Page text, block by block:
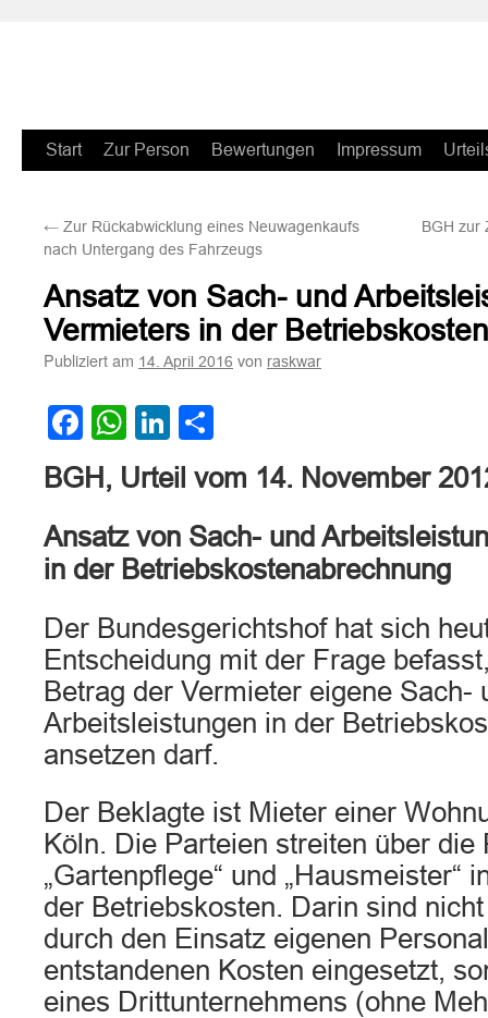
Zum
springen
Start Zur Person Bewertungen Impressum
← Zur Rückabwicklung eines Neuwagenkaufs
nach Untergang des Fahrzeugs
BGH zur
Ansatz von Sach- und
Vermieters in der
Publiziert am 14. April 2016 von raskwar
Facebook
WhatsApp
LinkedIn
BGH, Urteil vom 14. November
Ansatz von Sach- und
in der Betriebskostenabrechnung
Der Bundesgerichtshof hat sich
Entscheidung mit der Frage
Betrag der Vermieter eigene Sach-
Arbeitsleistungen in der
ansetzen darf.
Der Beklagte ist Mieter einer
Köln. Die Parteien streiten über die
„Gartenpflege“ und „Hausmeister“
der Betriebskosten. Darin sind
durch den Einsatz eigenen
entstandenen Kosten eingesetzt,
eines Drittunternehmens (ohne